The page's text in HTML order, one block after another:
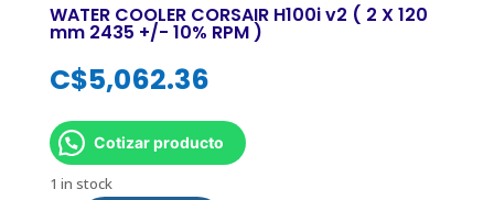
WATER COOLER CORSAIR H100i v2 ( 2 X 120
mm 2435 +/- 10% RPM )
C$5,062.36
Cotizar producto
1 in stock